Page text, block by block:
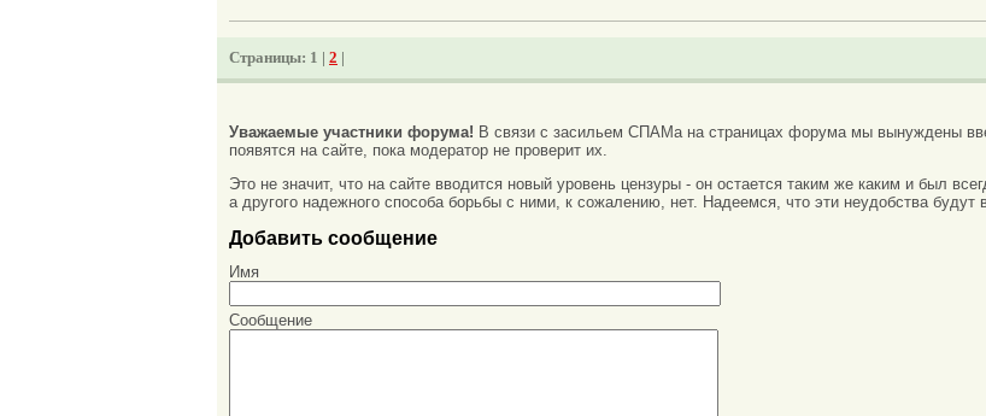
Страницы: 1 | 2 |
Уважаемые участники форума! В связи с засильем СПАМа на страницах форума мы вынуждены
появятся на сайте, пока модератор не проверит их.
Это не значит, что на сайте вводится новый уровень цензуры - он остается таким же каким и был
а другого надежного способа борьбы с ними, к сожалению, нет. Надеемся, что эти неудобства
Добавить сообщение
Имя
Сообщение